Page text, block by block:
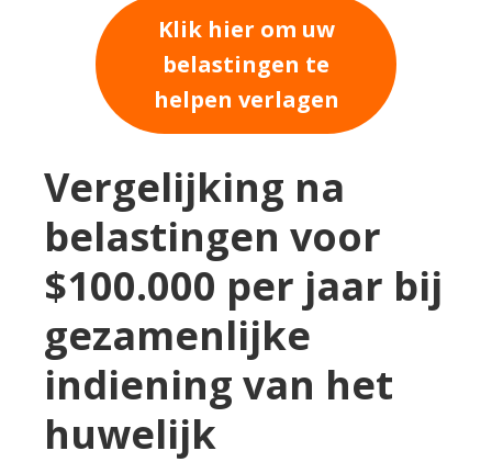
Klik hier om uw
belastingen te
helpen verlagen
Vergelijking na
belastingen voor
$100.000 per jaar bij
gezamenlijke
indiening van het
huwelijk